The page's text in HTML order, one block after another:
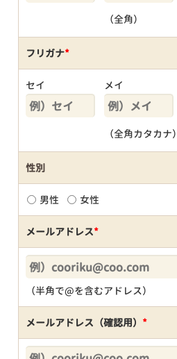
（全角）
フリガナ*
セイ メイ
（全角カタカナ）
性別
男性 女性
メールアドレス*
（半角で@を含むアドレス）
メールアドレス（確認用） *